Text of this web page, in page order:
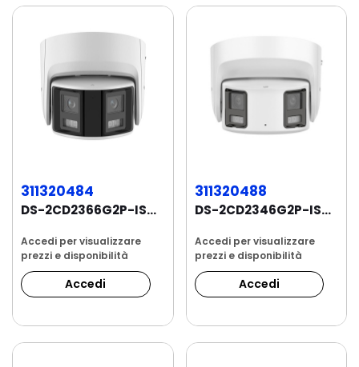
311320484
DS-2CD2366G2P-ISU/SL Telecamera Panoramica...
Accedi per visualizzare
prezzi e disponibilità
Accedi
311320488
DS-2CD2346G2P-ISU/SL Telecamera Panoramica...
Accedi per visualizzare
prezzi e disponibilità
Accedi